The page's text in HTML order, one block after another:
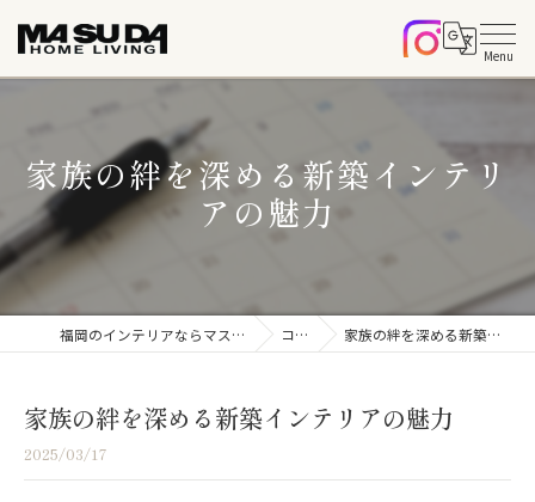
家族の絆を深める新築インテリ
アの魅力
福岡のインテリアならマスダホームリビング コラム 家族の絆を深める新築インテリアの魅力
家族の絆を深める新築インテリアの魅力
2025/03/17